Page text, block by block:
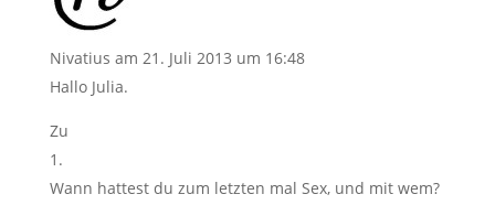
Nivatius am 21. Juli 2013 um 16:48
Hallo Julia.
Zu
1.
Wann hattest du zum letzten mal Sex, und mit wem?